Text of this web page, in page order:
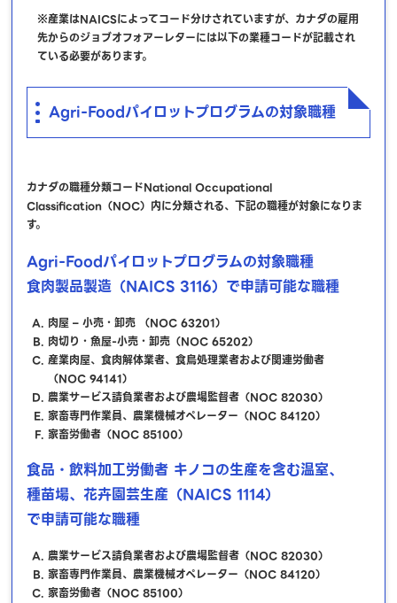
※産業はNAICSによってコード分けされていますが、カナダの雇用
先からのジョブオフォアーレターには以下の業種コードが記載され
ている必要があります。
Agri-Foodパイロットプログラムの対象職種
カナダの職種分類コードNational Occupational
Classification（NOC）内に分類される、下記の職種が対象になりま
す。
Agri-Foodパイロットプログラムの対象職種
食肉製品製造（NAICS 3116）で申請可能な職種
肉屋 – 小売・卸売 （NOC 63201）
肉切り・魚屋-小売・卸売（NOC 65202）
産業肉屋、食肉解体業者、食鳥処理業者および関連労働者
（NOC 94141）
農業サービス請負業者および農場監督者（NOC 82030）
家畜専門作業員、農業機械オペレーター（NOC 84120）
家畜労働者（NOC 85100）
食品・飲料加工労働者 キノコの生産を含む温室、
種苗場、花卉園芸生産（NAICS 1114）
で申請可能な職種
農業サービス請負業者および農場監督者（NOC 82030）
家畜専門作業員、農業機械オペレーター（NOC 84120）
家畜労働者（NOC 85100）